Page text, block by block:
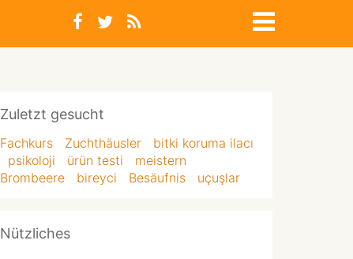
Zuletzt gesucht
Fachkurs Zuchthäusler
bitki koruma ilacı
psikoloji
ürün testi
meistern
Brombeere
bireyci Besäufnis uçuşlar
Nützliches